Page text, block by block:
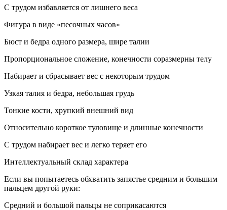
С трудом избавляется от лишнего веса
Фигура в виде «песочных часов»
Бюст и бедра одного размера, шире талии
Пропорциональное сложение, конечности соразмерны телу
Набирает и сбрасывает вес с некоторым трудом
Узкая талия и бедра, небольшая грудь
Тонкие кости, хрупкий внешний вид
Относительно короткое туловище и длинные конечности
С трудом набирает вес и легко теряет его
Интеллектуальный склад характера
Если вы попытаетесь обхватить запястье средним и большим
пальцем другой руки:
Средний и большой пальцы не соприкасаются